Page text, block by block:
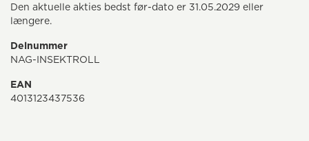
Den aktuelle akties bedst før-dato er 31.05.2029 eller
længere.
Delnummer
NAG-INSEKTROLL
EAN
4013123437536